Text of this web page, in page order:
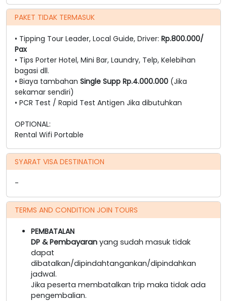
PAKET TIDAK TERMASUK
• Tipping Tour Leader, Local Guide, Driver: Rp.800.000/
Pax
• Tips Porter Hotel, Mini Bar, Laundry, Telp, Kelebihan
bagasi dll.
• Biaya tambahan Single Supp Rp.4.000.000 (Jika
sekamar sendiri)
• PCR Test / Rapid Test Antigen Jika dibutuhkan
OPTIONAL:
Rental Wifi Portable
SYARAT VISA DESTINATION
-
TERMS AND CONDITION JOIN TOURS
PEMBATALAN
DP & Pembayaran yang sudah masuk tidak
dapat
dibatalkan/dipindahtangankan/dipindahkan
jadwal.
Jika peserta membatalkan trip maka tidak ada
pengembalian.